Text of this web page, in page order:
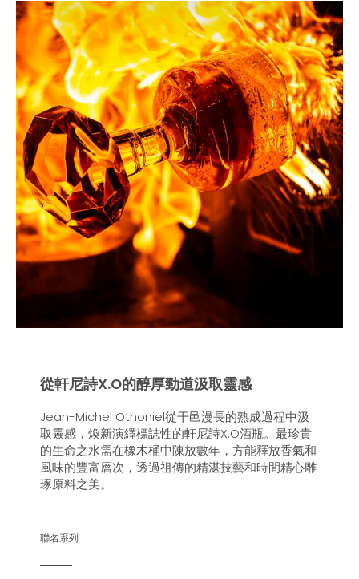
從軒尼詩X.O的醇厚勁道汲取靈感
Jean-Michel Othoniel從干邑漫長的熟成過程中汲
取靈感，煥新演繹標誌性的軒尼詩X.O酒瓶。最珍貴
的生命之水需在橡木桶中陳放數年，方能釋放香氣和
風味的豐富層次，透過祖傳的精湛技藝和時間精心雕
琢原料之美。
聯名系列